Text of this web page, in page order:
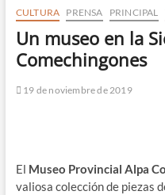
CULTURA PRENSA PRINCIPAL
Un museo en la
Comechingones
19 de noviembre de 2019
El Museo Provincial Alpa
valiosa colección de piezas